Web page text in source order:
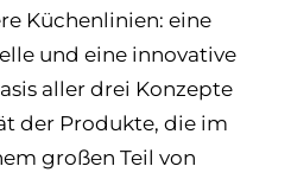
Küchenlinien: eine
und eine innovative
aller drei Konzepte
der Produkte, die im
großen Teil von